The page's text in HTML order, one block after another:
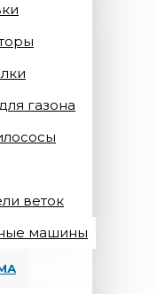
газона
веток
машины